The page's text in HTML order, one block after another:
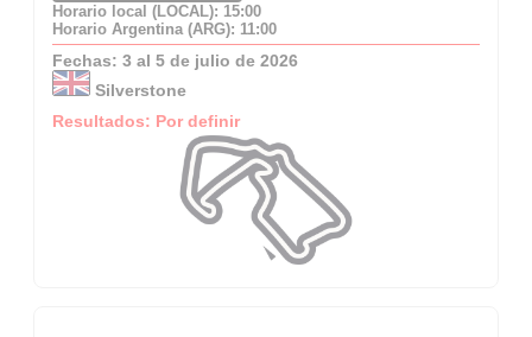
Horario local (LOCAL): 15:00
Horario Argentina (ARG): 11:00
Fechas: 3 al 5 de julio de 2026
Silverstone
Resultados: Por definir